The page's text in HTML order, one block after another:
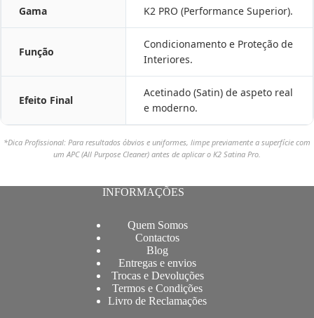
Gama K2 PRO (Performance Superior).
Função
Condicionamento e Proteção de
Interiores.
Efeito Final
Acetinado (Satin) de aspeto real
e moderno.
*Dica Profissional: Para resultados óbvios e uniformes, limpe previamente a superfície com
um APC (All Purpose Cleaner) antes de aplicar o K2 Satina Pro.
INFORMAÇÕES
Quem Somos
Contactos
Blog
Entregas e envios
Trocas e Devoluções
Termos e Condições
Livro de Reclamações